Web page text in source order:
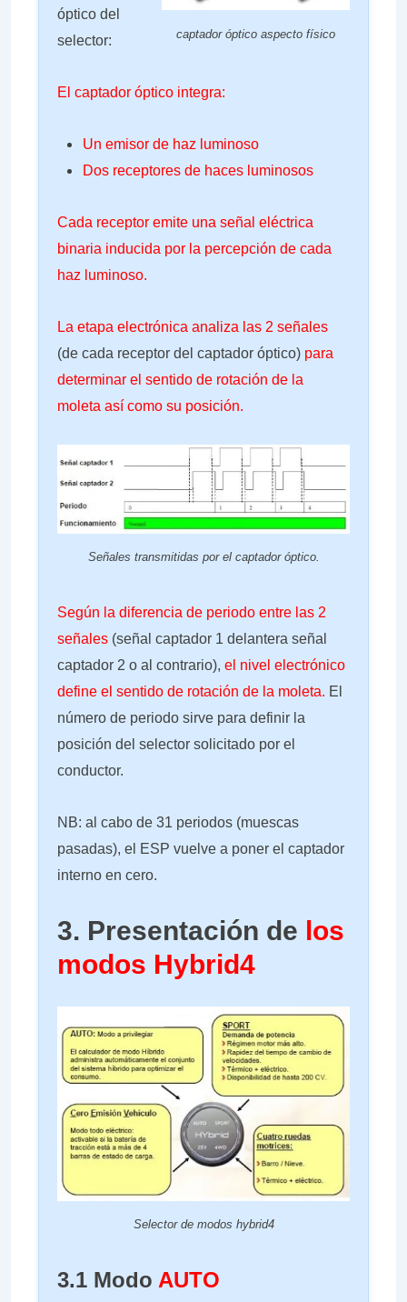
captador óptico aspecto físico
óptico del
selector:
El captador óptico integra:
Un emisor de haz luminoso
Dos receptores de haces luminosos
Cada receptor emite una señal eléctrica
binaria inducida por la percepción de cada
haz luminoso.
La etapa electrónica analiza las 2 señales
(de cada receptor del captador óptico) para
determinar el sentido de rotación de la
moleta así como su posición.
Señales transmitidas por el captador óptico.
Según la diferencia de periodo entre las 2
señales (señal captador 1 delantera señal
captador 2 o al contrario), el nivel electrónico
define el sentido de rotación de la moleta. El
número de periodo sirve para definir la
posición del selector solicitado por el
conductor.
NB: al cabo de 31 periodos (muescas
pasadas), el ESP vuelve a poner el captador
interno en cero.
3. Presentación de los
modos Hybrid4
Selector de modos hybrid4
3.1 Modo AUTO